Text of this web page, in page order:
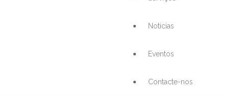
Noticias
Eventos
Contacte-nos